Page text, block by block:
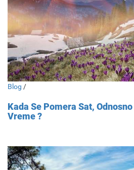
Blog /
Kada Se Pomera Sat,
Vreme ?